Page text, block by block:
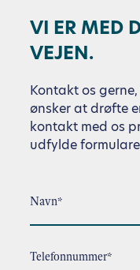
VI ER MED
VEJEN.
Kontakt os
ønsker at drøfte
kontakt med os
udfylde
Navn*
Telefonnummer*